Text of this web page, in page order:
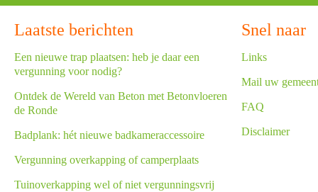
Laatste berichten
Een nieuwe trap plaatsen: heb je daar een
vergunning voor nodig?
Ontdek de Wereld van Beton met Betonvloeren
de Ronde
Badplank: hét nieuwe badkameraccessoire
Vergunning overkapping of camperplaats
Tuinoverkapping wel of niet vergunningsvrij
Snel naar
Links
Mail uw
FAQ
Disclaimer